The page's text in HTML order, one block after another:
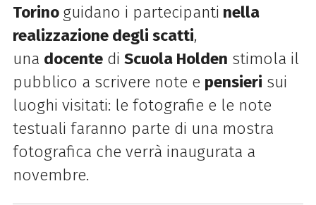
Torino guidano i partecipanti nella
realizzazione degli scatti,
una docentedi Scuola Holden stimola il
pubblico a scrivere note e pensieri sui
luoghi visitati: le fotografie e le note
testuali faranno parte di una mostra
fotografica che verrà inaugurata a
novembre.